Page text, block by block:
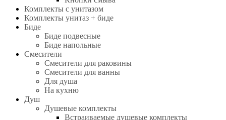
Комплекты с унитазом
Комплекты унитаз + биде
Биде
Биде подвесные
Биде напольные
Смесители
Смесители для раковины
Смесители для ванны
Для душа
На кухню
Душ
Душевые комплекты
Встраиваемые душевые комплекты